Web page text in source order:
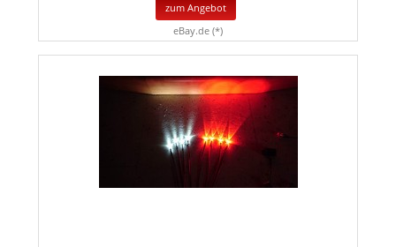
zum Angebot
eBay.de (*)